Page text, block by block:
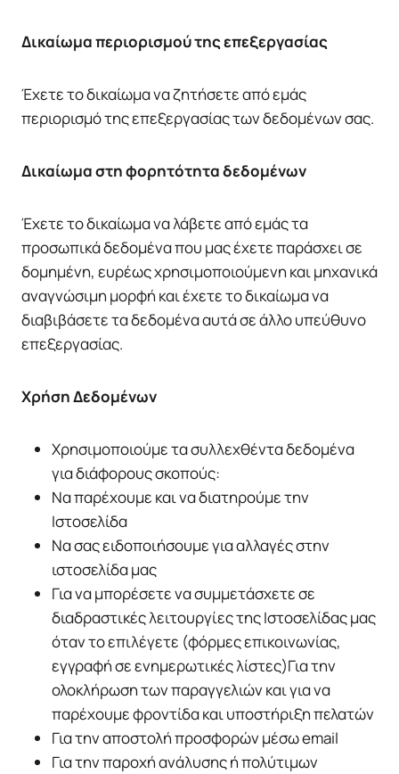
Δικαίωμα περιορισμού της επεξεργασίας
Έχετε το δικαίωμα να ζητήσετε από εμάς
περιορισμό της επεξεργασίας των δεδομένων σας.
Δικαίωμα στη φορητότητα δεδομένων
Έχετε το δικαίωμα να λάβετε από εμάς τα
προσωπικά δεδομένα που μας έχετε παράσχει σε
δομημένη, ευρέως χρησιμοποιούμενη και μηχανικά
αναγνώσιμη μορφή και έχετε το δικαίωμα να
διαβιβάσετε τα δεδομένα αυτά σε άλλο υπεύθυνο
επεξεργασίας.
Χρήση Δεδομένων
Χρησιμοποιούμε τα συλλεχθέντα δεδομένα
για διάφορους σκοπούς:
Να παρέχουμε και να διατηρούμε την
Ιστοσελίδα
Να σας ειδοποιήσουμε για αλλαγές στην
ιστοσελίδα μας
Για να μπορέσετε να συμμετάσχετε σε
διαδραστικές λειτουργίες της Ιστοσελίδας μας
όταν το επιλέγετε (φόρμες επικοινωνίας,
εγγραφή σε ενημερωτικές λίστες)Για την
ολοκλήρωση των παραγγελιών και για να
παρέχουμε φροντίδα και υποστήριξη πελατών
Για την αποστολή προσφορών μέσω email
Για την παροχή ανάλυσης ή πολύτιμων